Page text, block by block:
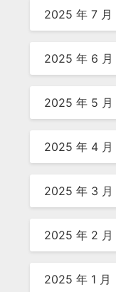
2025 年 7 月
2025 年 6 月
2025 年 5 月
2025 年 4 月
2025 年 3 月
2025 年 2 月
2025 年 1 月